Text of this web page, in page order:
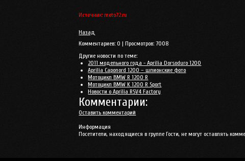
Источник: moto72.ru
Назад
Комментариев:0 | Просмотров:7008
Другие новости по теме:
2011 модельного года - Aprilia Dorsoduro 1200
Aprilia Caponord 1200 – шпионские фото
Мотоцикл BMW R 1200 R
Мотоцикл BMW K 1200 R Sport
Новости о Aprilia RSV4 Factory
Комментарии:
Оставить комментарий
Информация
Посетители, находящиеся в группеГости, не могут оставлять